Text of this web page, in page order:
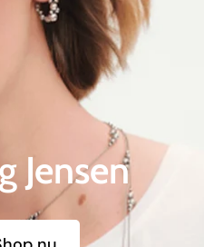
Jensen